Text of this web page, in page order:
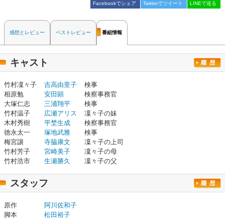
Facebookでシェア Twitterでツイート LINEで送る
感想とレビュー ベストレビュー 番組情報
キャスト
竹村凜々子 吉高由里子
検事
相原勉
安田顕
検察事務官
大塚仁志
三浦翔平
検事
竹村温子
広瀬アリス
凜々子の妹
木村秀樹
平埜生成
検察事務官
徳永太一
塚地武雅
検事
梅宮譲
寺脇康文
凜々子の上司
竹村芳子
宮崎美子
凜々子の母
竹村浩市
生瀬勝久 凜々子の父
スタッフ
原作
阿川佐和子
脚本
松田裕子